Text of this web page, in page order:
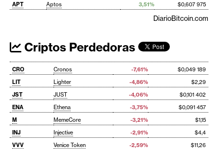
APT
Aptos 3,51% $0,607 975
DiarioBitcoin.com
Criptos Perdedoras
CRO Cronos -7,61%
$0,049 189
LIT
Lighter -4,86%
$2,29
JST
JUST -4,06%
$0,101 402
ENA
Ethena -3,75%
$0,091 457
M
MemeCore -3,21%
$1,15
INJ
Injective -2,91%
$4,4
VVV
Venice Token -2,59%
$11,26